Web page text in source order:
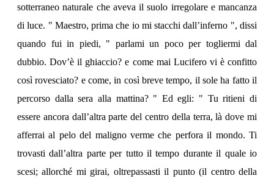
sotterraneo naturale che aveva il suolo irregolare e mancanza
di luce. " Maestro, prima che io mi stacchi dall’inferno ", dissi
quando fui in piedi, " parlami un poco per togliermi dal
dubbio. Dov’è il ghiaccio? e come mai Lucifero vi è confitto
così rovesciato? e come, in così breve tempo, il sole ha fatto il
percorso dalla sera alla mattina? " Ed egli: " Tu ritieni di
essere ancora dall’altra parte del centro della terra, là dove mi
afferrai al pelo del maligno verme che perfora il mondo. Ti
trovasti dall’altra parte per tutto il tempo durante il quale io
scesi; allorché mi girai, oltrepassasti il punto (il centro della